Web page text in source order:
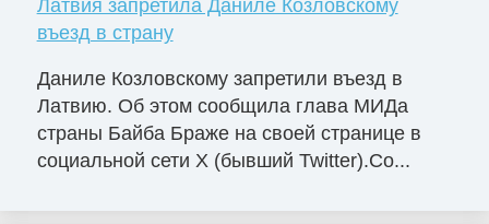
Латвия запретила Даниле Козловскому
въезд в страну
Даниле Козловскому запретили въезд в
Латвию. Об этом сообщила глава МИДа
страны Байба Браже на своей странице в
социальной сети X (бывший Twitter).Со...